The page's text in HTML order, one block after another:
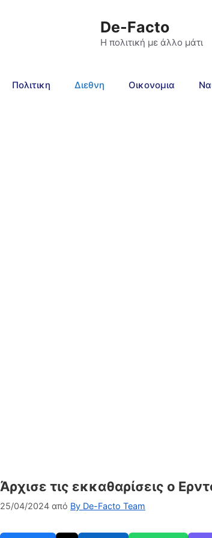
De-Facto
Η πολιτική με άλλο μάτι
Πολιτικη Διεθνη Οικονομια
Άρχισε τις εκκαθαρίσεις ο
25/04/2024 από By De-Facto Team